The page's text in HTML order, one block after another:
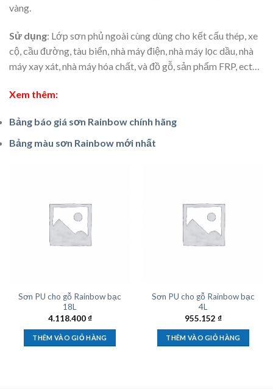
vàng.
Sử dụng: Lớp sơn phủ ngoài cùng dùng cho kết cấu thép, xe
cộ, cầu đường, tàu biển, nhà máy điện, nhà máy lọc dầu, nhà
máy xay xát, nhà máy hóa chất, và đồ gỗ, sản phẩm FRP, ect…
Xem thêm:
Bảng báo giá sơn Rainbow chính hãng
Bảng màu sơn Rainbow mới nhất
Sơn PU cho gỗ Rainbow bạc
18L
4.118.400₫
THÊM VÀO GIỎ HÀNG
Sơn PU cho gỗ Rainbow bạc
4L
955.152 ₫
THÊM VÀO GIỎ HÀNG